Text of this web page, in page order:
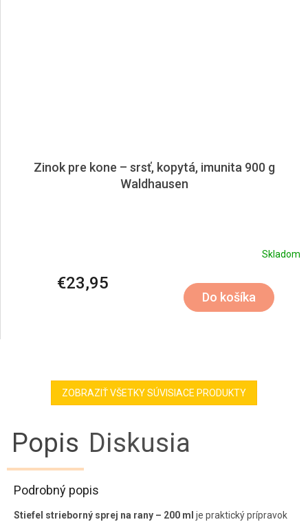
Zinok pre kone – srsť, kopytá, imunita 900 g
Waldhausen
Skladom
€23,95
Do košíka
ZOBRAZIŤ VŠETKY SÚVISIACE PRODUKTY
Popis Diskusia
Podrobný popis
Stiefel strieborný sprej na rany – 200 ml je praktický prípravok